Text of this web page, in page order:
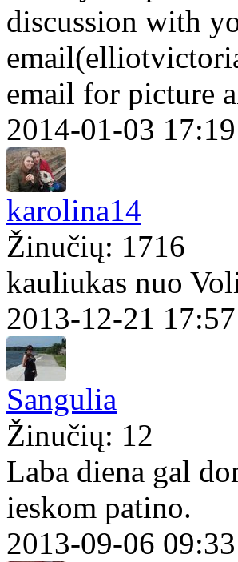
discussion with
email for picture
2014-01-03
karolina14
Žinučių: 1716
kauliukas nuo
2013-12-21
Sangulia
Žinučių: 12
Laba diena gal
ieskom patino.
2013-09-06